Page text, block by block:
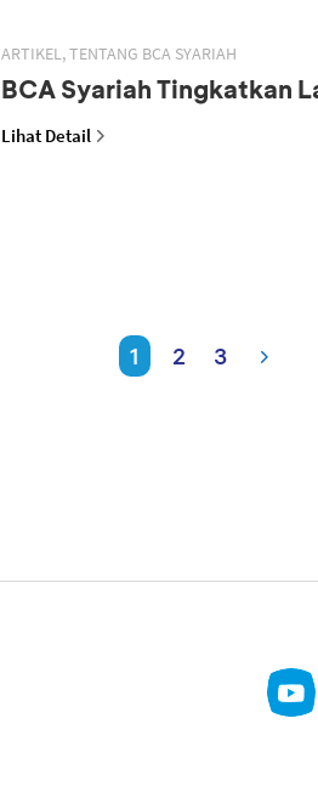
ARTIKEL, TENTANG BCA SYARIAH
BCA Syariah Tingkatkan
Lihat Detail
1 2 3